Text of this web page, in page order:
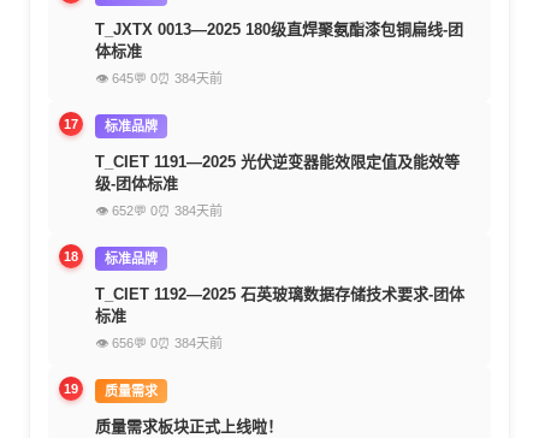
T_JXTX 0013—2025 180级直焊聚氨酯漆包铜扁线-团
体标准
👁 645💬 0⏰ 384天前
17 标准品牌
T_CIET 1191—2025 光伏逆变器能效限定值及能效等
级-团体标准
👁 652💬 0⏰ 384天前
18 标准品牌
T_CIET 1192—2025 石英玻璃数据存储技术要求-团体
标准
👁 656💬 0⏰ 384天前
19 质量需求
质量需求板块正式上线啦！